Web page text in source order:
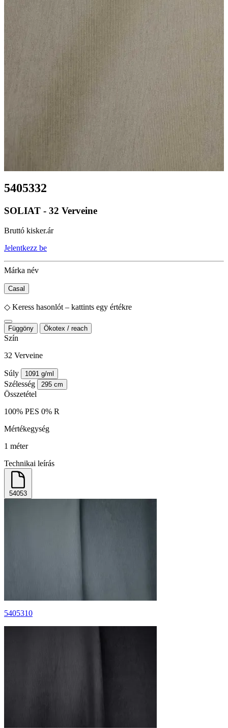
5405332
SOLIAT - 32 Verveine
Bruttó kisker.ár
Jelentkezz be
Márka név
Casal
◇ Keress hasonlót – kattints egy értékre
Függöny Ökotex / reach
Szín
32 Verveine
Súly 1091 g/ml
Szélesség 295 cm
Összetétel
100% PES 0% R
Mértékegység
1 méter
Technikai leírás
54053
5405310